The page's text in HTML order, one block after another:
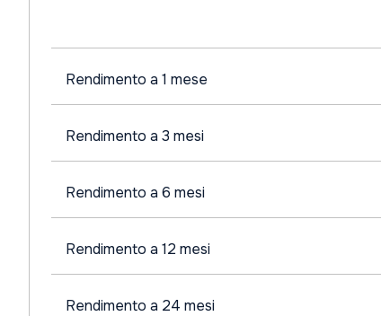
Rendimento a 1 mese
Rendimento a 3 mesi
Rendimento a 6 mesi
Rendimento a 12 mesi
Rendimento a 24 mesi